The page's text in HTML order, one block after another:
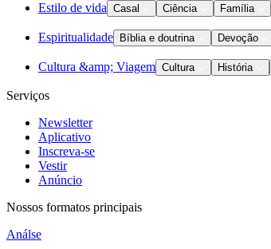
Estilo de vida Casal Ciência Família
Espiritualidade Bíblia e doutrina Devoção
Cultura &amp; Viagem Cultura História
Serviços
Newsletter
Aplicativo
Inscreva-se
Vestir
Anúncio
Nossos formatos principais
Análse